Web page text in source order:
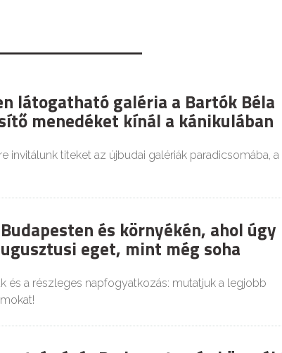
látogatható galéria a Bartók Béla
menedéket kínál a kánikulában
invitálunk titeket az újbudai galériák paradicsomába, a
és környékén, ahol úgy
eget, mint még soha
és a részleges napfogyatkozás: mutatjuk a legjobb